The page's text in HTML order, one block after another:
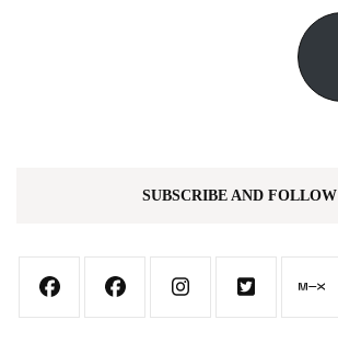
SUBSCRIBE AND FOLLOW